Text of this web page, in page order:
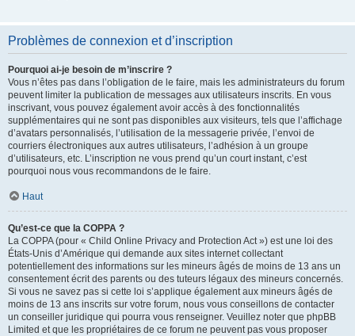
Problèmes de connexion et d’inscription
Pourquoi ai-je besoin de m’inscrire ?
Vous n’êtes pas dans l’obligation de le faire, mais les administrateurs du forum
peuvent limiter la publication de messages aux utilisateurs inscrits. En vous
inscrivant, vous pouvez également avoir accès à des fonctionnalités
supplémentaires qui ne sont pas disponibles aux visiteurs, tels que l’affichage
d’avatars personnalisés, l’utilisation de la messagerie privée, l’envoi de
courriers électroniques aux autres utilisateurs, l’adhésion à un groupe
d’utilisateurs, etc. L’inscription ne vous prend qu’un court instant, c’est
pourquoi nous vous recommandons de le faire.
Haut
Qu’est-ce que la COPPA ?
La COPPA (pour « Child Online Privacy and Protection Act ») est une loi des
États-Unis d’Amérique qui demande aux sites internet collectant
potentiellement des informations sur les mineurs âgés de moins de 13 ans un
consentement écrit des parents ou des tuteurs légaux des mineurs concernés.
Si vous ne savez pas si cette loi s’applique également aux mineurs âgés de
moins de 13 ans inscrits sur votre forum, nous vous conseillons de contacter
un conseiller juridique qui pourra vous renseigner. Veuillez noter que phpBB
Limited et que les propriétaires de ce forum ne peuvent pas vous proposer